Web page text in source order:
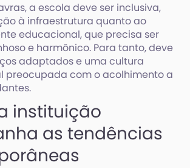
a escola deve ser inclusiva,
à infraestrutura quanto ao
educacional, que precisa ser
e harmônico. Para tanto, deve
adaptados e uma cultura
preocupada com o acolhimento a
instituição
as tendências